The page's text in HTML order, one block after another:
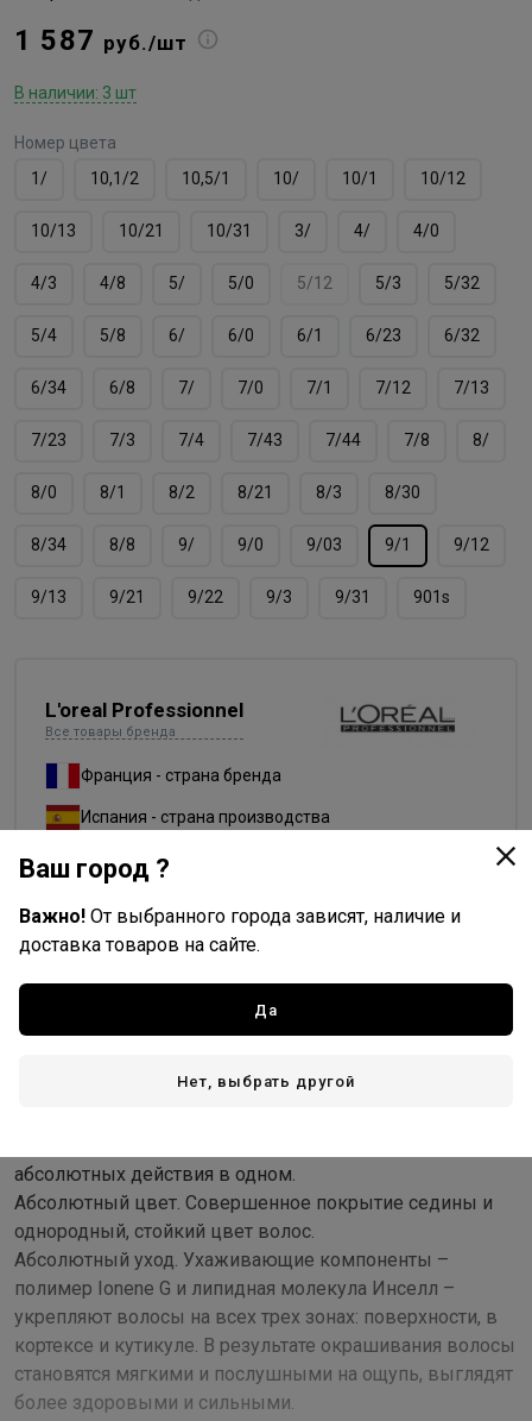
1 587 руб./шт
В наличии: 3 шт
Номер цвета
1/
10,1/2 10,5/1 10/ 10/1 10/12
10/13 10/21 10/31 3/ 4/ 4/0
4/3 4/8 5/ 5/0 5/12 5/3 5/32
5/4 5/8 6/ 6/0 6/1 6/23 6/32
6/34 6/8 7/ 7/0 7/1 7/12 7/13
7/23 7/3 7/4 7/43 7/44 7/8 8/
8/0 8/1 8/2 8/21 8/3 8/30
8/34 8/8 9/ 9/0 9/03 9/1 9/12
9/13 9/21 9/22 9/3 9/31 901s
L'oreal Professionnel
Все товары бренда
Франция - страна бренда
Испания - страна производства
Доставка
Стоимость и способы доставки будут доступны при
абсолютных действия в одном.
Абсолютный цвет. Совершенное покрытие седины и
однородный, стойкий цвет волос.
Абсолютный уход. Ухаживающие компоненты –
полимер Ionene G и липидная молекула Инселл –
укрепляют волосы на всех трех зонах: поверхности, в
кортексе и кутикуле. В результате окрашивания волосы
становятся мягкими и послушными на ощупь, выглядят
более здоровыми и сильными.
Ваш город ?
Важно! От выбранного города зависят, наличие и
доставка товаров на сайте.
Да
Нет, выбрать другой